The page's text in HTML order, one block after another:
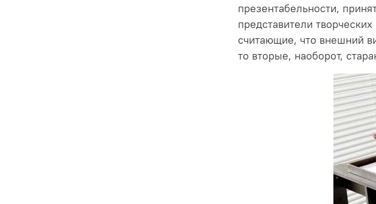
презентабельности,
представители
считающие, что внешний
то вторые, наоборот,